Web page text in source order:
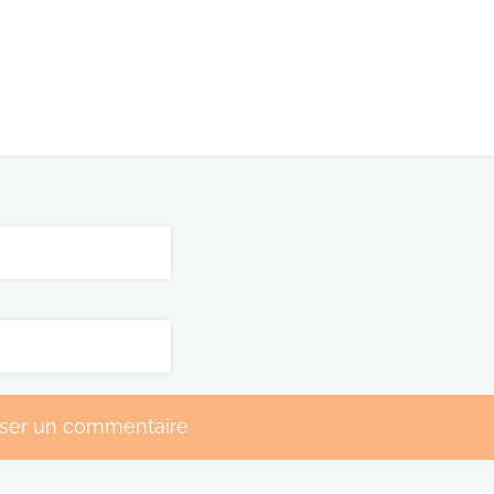
un commentaire